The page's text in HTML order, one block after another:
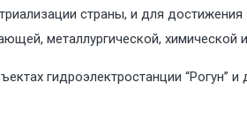
страны, и для
металлургической, химической
гидроэлектростанции “Рогун”